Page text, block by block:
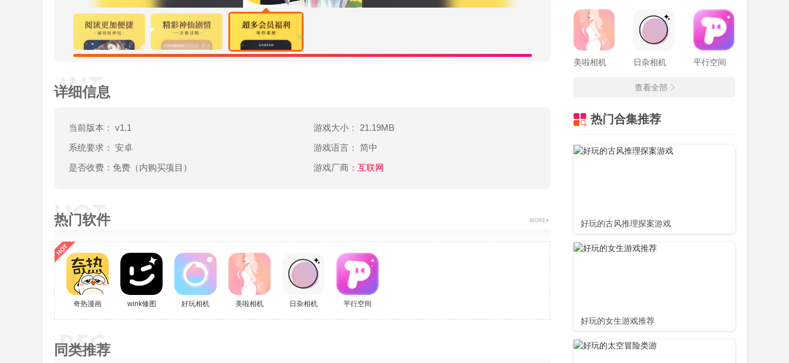
详细信息
当前版本： v1.1
游戏大小： 21.19MB
系统要求： 安卓
游戏语言： 简中
是否收费：免费（内购买项目）
游戏厂商： 互联网
热门软件 MORE+
奇热漫画 wink修图 好玩相机 美啦相机 日杂相机 平行空间
同类推荐
美啦相机 日杂相机 平行空间
查看全部
热门合集推荐
好玩的古风推理探案游戏
好玩的女生游戏推荐